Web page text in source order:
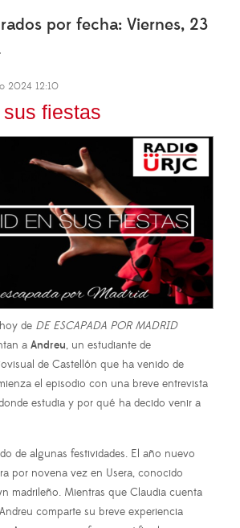
por fecha: Viernes, 23
2024 12:10
fiestas
de DE ESCAPADA POR MADRID
a Andreu, un estudiante de
de Castellón que ha venido de
el episodio con una breve entrevista
estudia y por qué ha decido venir a
de algunas festividades. El año nuevo
por novena vez en Usera, conocido
madrileño. Mientras que Claudia cuenta
comparte su breve experiencia